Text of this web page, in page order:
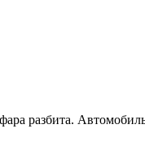
разбита.